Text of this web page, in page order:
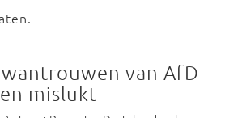
van AfD
mislukt